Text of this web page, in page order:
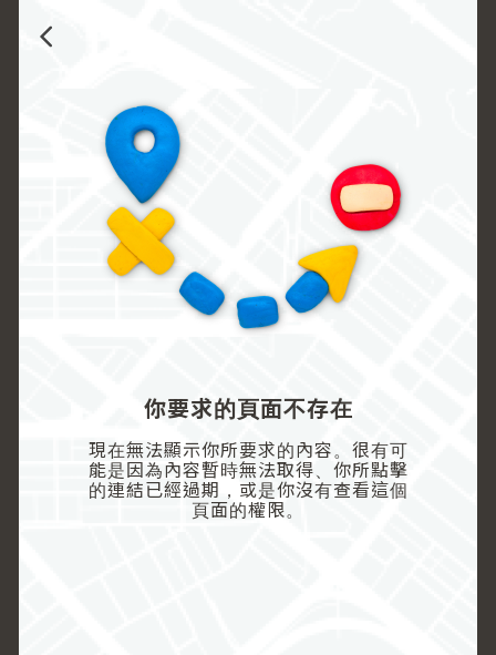
你要求的頁面不存在
現在無法顯示你所要求的內容。很有可
能是因為內容暫時無法取得、你所點擊
的連結已經過期，或是你沒有查看這個
頁面的權限。